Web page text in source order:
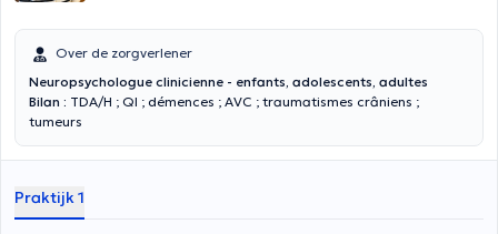
Over de zorgverlener
Neuropsychologue clinicienne - enfants, adolescents, adultes
Bilan : TDA/H ; QI ; démences ; AVC ; traumatismes crâniens ;
tumeurs
guidance parentale
Praktijk 1